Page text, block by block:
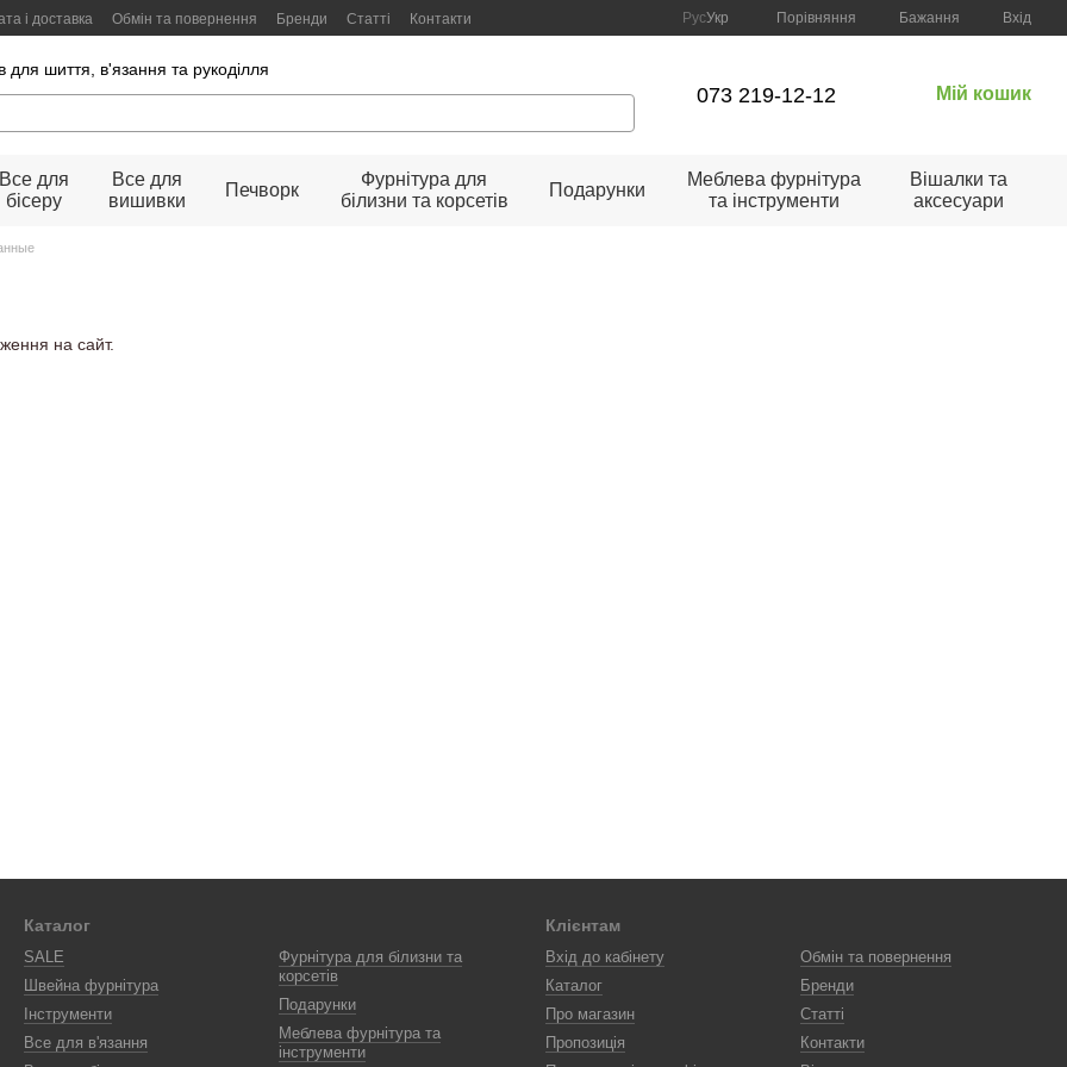
і доставка Обмін та повернення Бренди Статті
Контакти
РусУкр Порівняння Бажання Вхід
для шиття, в'язання та рукоділля
073 219-12-12 Мій кошик
Все для
бісеру
Все для
вишивки
Печворк
Фурнітура для
білизни та корсетів
Подарунки
Меблева фурнітура
та інструменти
Вішалки та
аксесуари
на сайт.
Каталог
SALE
Швейна фурнітура
Інструменти
Все для в'язання
Фурнітура для білизни та
корсетів
Подарунки
Меблева фурнітура та
інструменти
Клієнтам
Вхід до кабінету
Каталог
Про магазин
Пропозиція
Обмін та повернення
Бренди
Статті
Контакти